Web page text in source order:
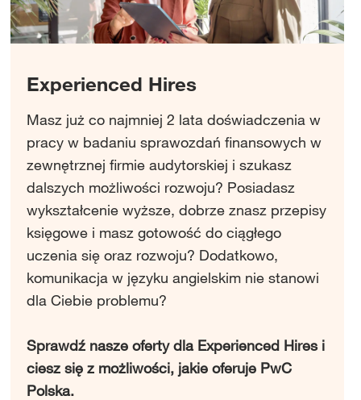
Experienced Hires
Masz już co najmniej 2 lata doświadczenia w
pracy w badaniu sprawozdań finansowych w
zewnętrznej firmie audytorskiej i szukasz
dalszych możliwości rozwoju? Posiadasz
wykształcenie wyższe, dobrze znasz przepisy
księgowe i masz gotowość do ciągłego
uczenia się oraz rozwoju? Dodatkowo,
komunikacja w języku angielskim nie stanowi
dla Ciebie problemu?
Sprawdź nasze oferty dla Experienced Hires i
ciesz się z możliwości, jakie oferuje PwC
Polska.